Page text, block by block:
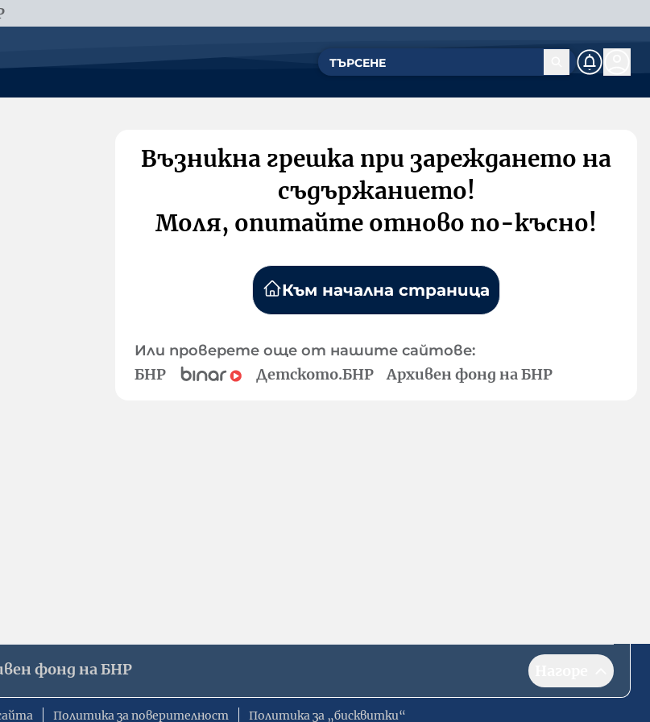
Възникна грешка при зареждането на
съдържанието!
Моля, опитайте отново по-късно!
Към начална страница
Или проверете още от нашите сайтове:
БНР Детското.БНР Архивен фонд на БНР
фонд на БНР
Политика за поверителност Политика за „бисквитки“